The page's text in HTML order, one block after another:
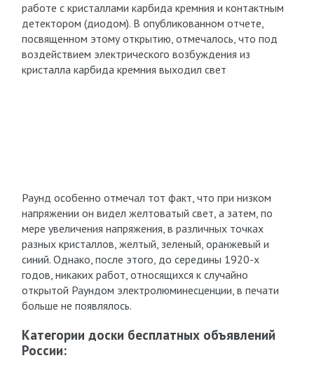
работе с кристаллами карбида кремния и контактным
детектором (диодом). В опубликованном отчете,
посвященном этому открытию, отмечалось, что под
воздействием электрического возбуждения из
кристалла карбида кремния выходил свет
Раунд особенно отмечал тот факт, что при низком
напряжении он видел желтоватый свет, а затем, по
мере увеличения напряжения, в различных точках
разных кристаллов, желтый, зеленый, оранжевый и
синий. Однако, после этого, до середины 1920-х
годов, никаких работ, относящихся к случайно
открытой Раундом электролюминесценции, в печати
больше не появлялось.
Категории доски бесплатных объявлений
России: